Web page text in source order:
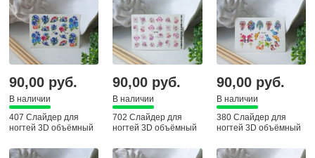
90,00 руб.
В наличии
407 Слайдер для
ногтей 3D объёмный
90,00 руб.
В наличии
702 Слайдер для
ногтей 3D объёмный
90,00 руб.
В наличии
380 Слайдер для
ногтей 3D объёмный